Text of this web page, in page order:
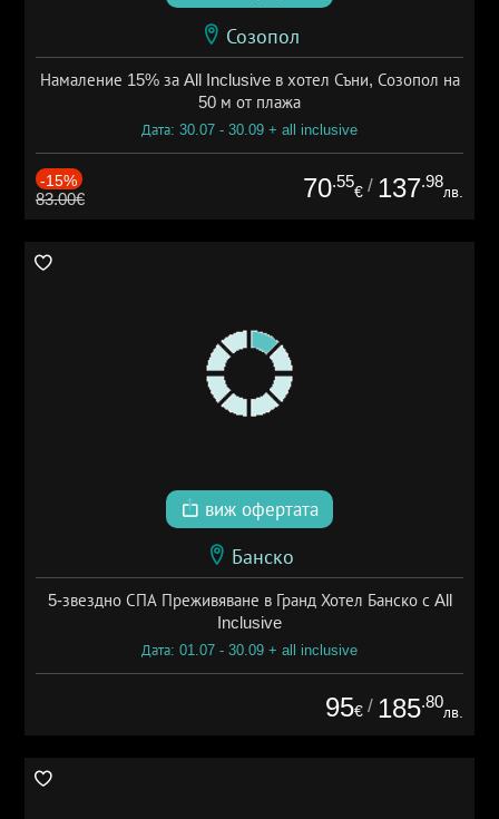
Созопол
Намаление 15% за All Inclusive в хотел Съни, Созопол на
50 м от плажа
Дата: 30.07 - 30.09 + all inclusive
-15%
83.00€ 70.55
€ / 137.98
лв.
виж офертата
Банско
5-звездно СПА Преживяване в Гранд Хотел Банско с All
Inclusive
Дата: 01.07 - 30.09 + all inclusive
95€ / 185.80
лв.